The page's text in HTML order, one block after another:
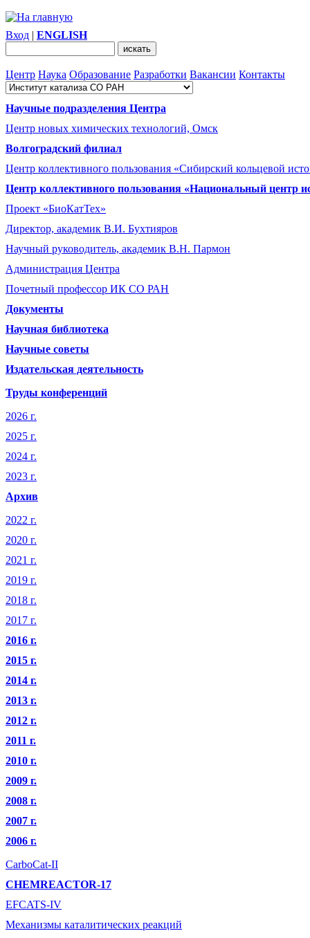
Вход | ENGLISH
Центр Наука Образование Разработки Вакансии Контакты
Научные подразделения Центра
Центр новых химических технологий, Омск
Волгоградский филиал
Центр коллективного пользования «Сибирский кольцевой
Центр коллективного пользования «Национальный центр
Проект «БиоКатТех»
Директор, академик В.И. Бухтияров
Научный руководитель, академик В.Н. Пармон
Администрация Центра
Почетный профессор ИК СО РАН
Документы
Научная библиотека
Научные советы
Издательская деятельность
Труды конференций
2026 г.
2025 г.
2024 г.
2023 г.
Архив
2022 г.
2020 г.
2021 г.
2019 г.
2018 г.
2017 г.
2016 г.
2015 г.
2014 г.
2013 г.
2012 г.
2011 г.
2010 г.
2009 г.
2008 г.
2007 г.
2006 г.
CarboCat-II
CHEMREACTOR-17
EFCATS-IV
Механизмы каталитических реакций